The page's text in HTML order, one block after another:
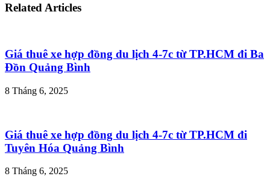
Related Articles
Giá thuê xe hợp đồng du lịch 4-7c từ TP.HCM đi Ba
Đồn Quảng Bình
8 Tháng 6, 2025
Giá thuê xe hợp đồng du lịch 4-7c từ TP.HCM đi
Tuyên Hóa Quảng Bình
8 Tháng 6, 2025